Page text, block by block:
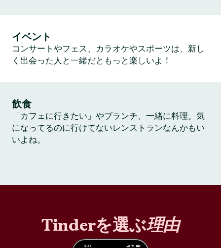
イベント
コンサートやフェス、カラオケやスポーツは、新し
く出会った人と一緒だともっと楽しいよ！
飲食
「カフェに行きたい」やブランチ、一緒に料理。気
になってるのに行けてないレンストランなんかもい
いよね。
Tinderを選ぶ理由